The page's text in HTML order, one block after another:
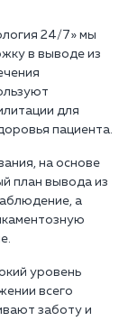
24/7» мы
в выводе из
для
пациента.
на основе
план вывода из
а
уровень
всего
заботу и